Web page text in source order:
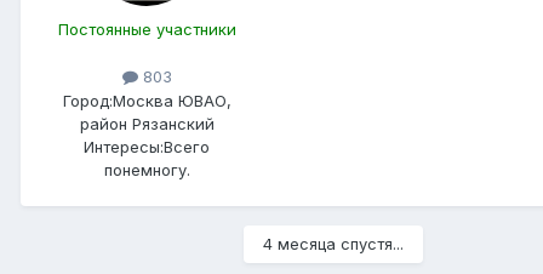
Постоянные участники
803
Город:Москва ЮВАО,
район Рязанский
Интересы:Всего
понемногу.
4 месяца спустя...